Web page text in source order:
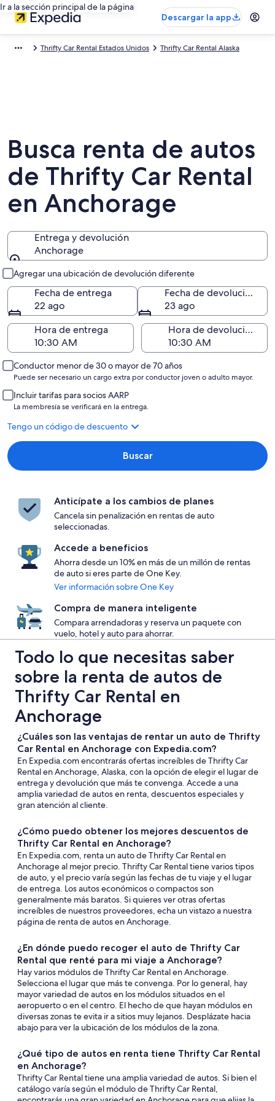
Ir a la sección principal de la página
Descargar la app
Thrifty Car Rental Estados Unidos Thrifty Car Rental Alaska
Busca renta de autos
de Thrifty Car Rental
en Anchorage
Entrega y devolución
Anchorage
Agregar una ubicación de devolución diferente
Fecha de entrega
22 ago
Fecha de devolución
23 ago
Hora de entrega
Hora de devolución
Conductor menor de 30 o mayor de 70 años
Puede ser necesario un cargo extra por conductor joven o adulto mayor.
Incluir tarifas para socios AARP
La membresía se verificará en la entrega.
Tengo un código de descuento
Buscar
Anticípate a los cambios de planes
Cancela sin penalización en rentas de auto
seleccionadas.
Accede a beneficios
Ahorra desde un 10% en más de un millón de rentas
de auto si eres parte de One Key.
Ver información sobre One Key
Compra de manera inteligente
Compara arrendadoras y reserva un paquete con
vuelo, hotel y auto para ahorrar.
Todo lo que necesitas saber
sobre la renta de autos de
Thrifty Car Rental en
Anchorage
¿Cuáles son las ventajas de rentar un auto de Thrifty
Car Rental en Anchorage con Expedia.com?
En Expedia.com encontrarás ofertas increíbles de Thrifty Car
Rental en Anchorage, Alaska, con la opción de elegir el lugar de
entrega y devolución que más te convenga. Accede a una
amplia variedad de autos en renta, descuentos especiales y
gran atención al cliente.
¿Cómo puedo obtener los mejores descuentos de
Thrifty Car Rental en Anchorage?
En Expedia.com, renta un auto de Thrifty Car Rental en
Anchorage al mejor precio. Thrifty Car Rental tiene varios tipos
de auto, y el precio varía según las fechas de tu viaje y el lugar
de entrega. Los autos económicos o compactos son
generalmente más baratos. Si quieres ver otras ofertas
increíbles de nuestros proveedores, echa un vistazo a nuestra
página de renta de autos en Anchorage.
¿En dónde puedo recoger el auto de Thrifty Car
Rental que renté para mi viaje a Anchorage?
Hay varios módulos de Thrifty Car Rental en Anchorage.
Selecciona el lugar que más te convenga. Por lo general, hay
mayor variedad de autos en los módulos situados en el
aeropuerto o en el centro. El hecho de que hayan módulos en
diversas zonas te evita ir a sitios muy lejanos. Desplázate hacia
abajo para ver la ubicación de los módulos de la zona.
¿Qué tipo de autos en renta tiene Thrifty Car Rental
en Anchorage?
Thrifty Car Rental tiene una amplia variedad de autos. Si bien el
catálogo varía según el módulo de Thrifty Car Rental,